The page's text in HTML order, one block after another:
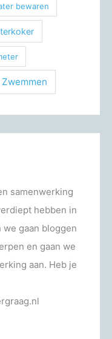
bewaren
Zwemmen
samenwerking
hebben in
we gaan bloggen
en gaan we
aan. Heb je